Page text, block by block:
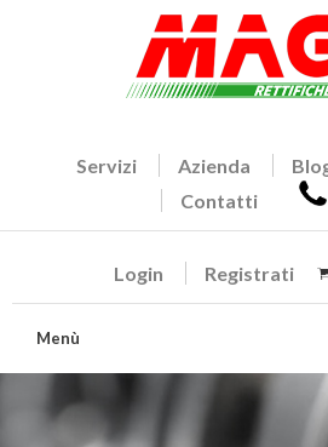
Servizi Azienda
Contatti
Login Registrati
Menù